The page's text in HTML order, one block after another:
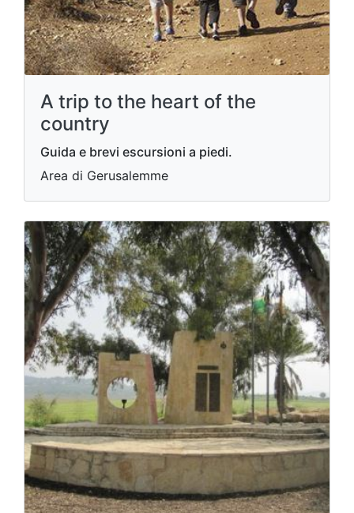
A trip to the heart of the
country
Guida e brevi escursioni a piedi.
Area di Gerusalemme